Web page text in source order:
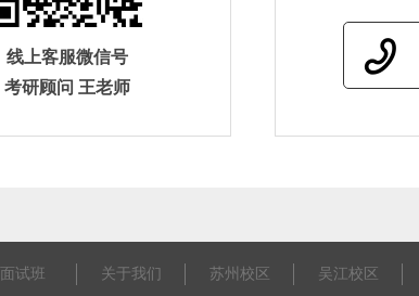
线上客服微信号
考研顾问 王老师
面试班 关于我们 苏州校区 吴江校区